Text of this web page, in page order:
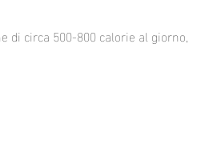
di circa 500-800 calorie al giorno,